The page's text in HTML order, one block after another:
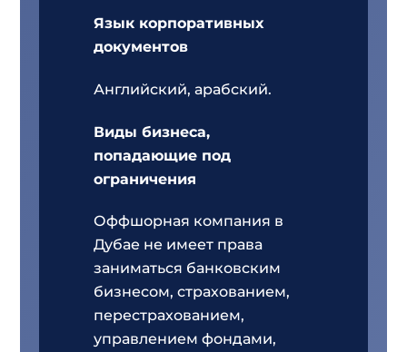
Язык корпоративных
документов
Английский, арабский.
Виды бизнеса,
попадающие под
ограничения
Оффшорная компания в
Дубае не имеет права
заниматься банковским
бизнесом, страхованием,
перестрахованием,
управлением фондами,